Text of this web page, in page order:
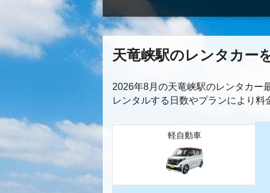
天竜峡駅のレンタカー
2026年8月の天竜峡駅のレンタカー
レンタルする日数やプランにより料
軽自動車